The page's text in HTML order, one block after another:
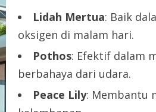
Lidah Mertua: Baik
oksigen di malam hari.
Pothos: Efektif dalam
berbahaya dari udara.
Peace Lily: Membantu